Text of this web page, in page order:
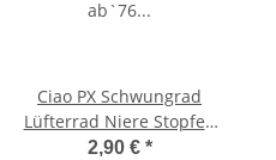
Ciao PX Schwungrad
Lüfterrad Niere Stopfen
ab`76 Polrad Gummi
2,90 € *